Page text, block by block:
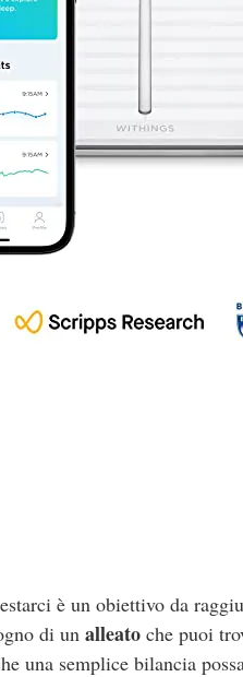
è un obiettivo da
di un alleato che puoi
una semplice bilancia